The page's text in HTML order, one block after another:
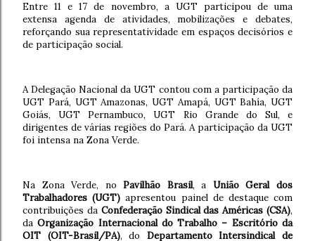
Entre 11 e 17 de novembro, a UGT participou de uma
extensa agenda de atividades, mobilizações e debates,
reforçando sua representatividade em espaços decisórios e
de participação social.
A Delegação Nacional da UGT contou com a participação da
UGT Pará, UGT Amazonas, UGT Amapá, UGT Bahía, UGT
Goiás, UGT Pernambuco, UGT Rio Grande do Sul, e
dirigentes de várias regiões do Pará. A participação da UGT
foi intensa na Zona Verde.
Na Zona Verde, noPavilhão Brasil, a União Geral dos
Trabalhadores (UGT) apresentou painel de destaque com
contribuições da Confederação Sindical das Américas (CSA),
daOrganização Internacional do Trabalho – Escritório da
OIT (OIT-Brasil/PA), do Departamento Intersindical de